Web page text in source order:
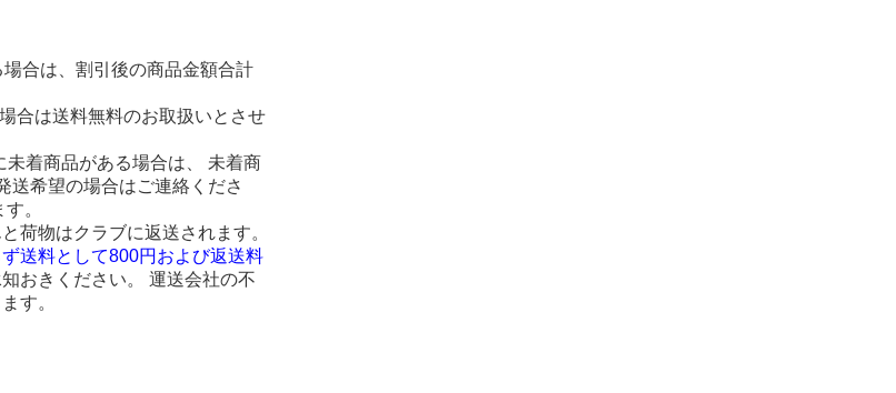
合は、割引後の商品金額合計
合は送料無料のお取扱いとさせ
着商品がある場合は、 未着商
送希望の場合はご連絡くださ
。
荷物はクラブに返送されます。
送料として800円および返送料
おきください。 運送会社の不
す。